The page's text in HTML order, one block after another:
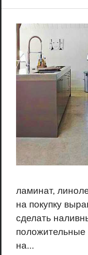
ламинат,
на покупку
сделать
положительные
на...